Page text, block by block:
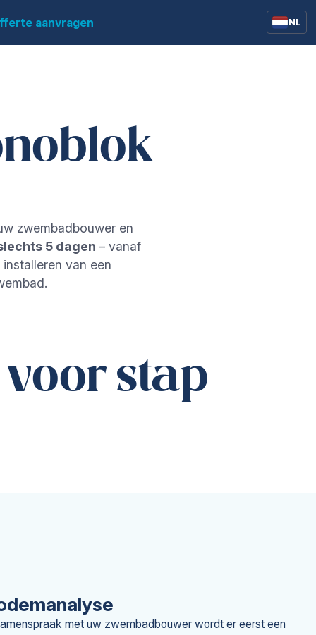
aanvragen NL
zwembadbouwer en
5 dagen– vanaf
van een
stap
met uw zwembadbouwer wordt er eerst een